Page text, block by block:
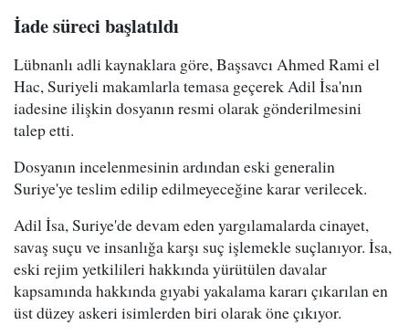
İade süreci başlatıldı
Lübnanlı adli kaynaklara göre, Başsavcı Ahmed Rami el
Hac, Suriyeli makamlarla temasa geçerek Adil İsa'nın
iadesine ilişkin dosyanın resmi olarak gönderilmesini
talep etti.
Dosyanın incelenmesinin ardından eski generalin
Suriye'ye teslim edilip edilmeyeceğine karar verilecek.
Adil İsa, Suriye'de devam eden yargılamalarda cinayet,
savaş suçu ve insanlığa karşı suç işlemekle suçlanıyor. İsa,
eski rejim yetkilileri hakkında yürütülen davalar
kapsamında hakkında gıyabi yakalama kararı çıkarılan en
üst düzey askeri isimlerden biri olarak öne çıkıyor.